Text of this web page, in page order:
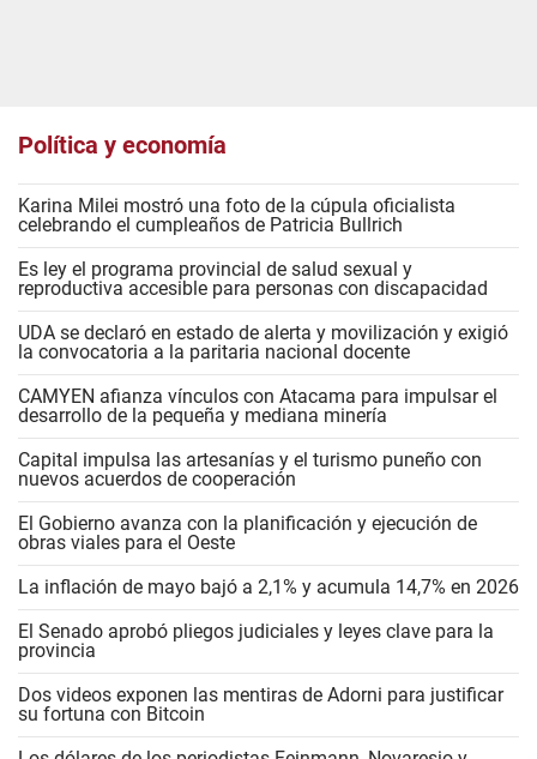
Política y economía
Karina Milei mostró una foto de la cúpula oficialista
celebrando el cumpleaños de Patricia Bullrich
Es ley el programa provincial de salud sexual y
reproductiva accesible para personas con discapacidad
UDA se declaró en estado de alerta y movilización y exigió
la convocatoria a la paritaria nacional docente
CAMYEN afianza vínculos con Atacama para impulsar el
desarrollo de la pequeña y mediana minería
Capital impulsa las artesanías y el turismo puneño con
nuevos acuerdos de cooperación
El Gobierno avanza con la planificación y ejecución de
obras viales para el Oeste
La inflación de mayo bajó a 2,1% y acumula 14,7% en 2026
El Senado aprobó pliegos judiciales y leyes clave para la
provincia
Dos videos exponen las mentiras de Adorni para justificar
su fortuna con Bitcoin